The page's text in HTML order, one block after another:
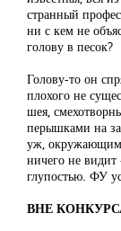
странный
ни с кем не
голову в песок?
Голову-то он
плохого не
шея,
перышками на
уж, окружающим
ничего не видит
глупостью. ФУ
ВНЕ